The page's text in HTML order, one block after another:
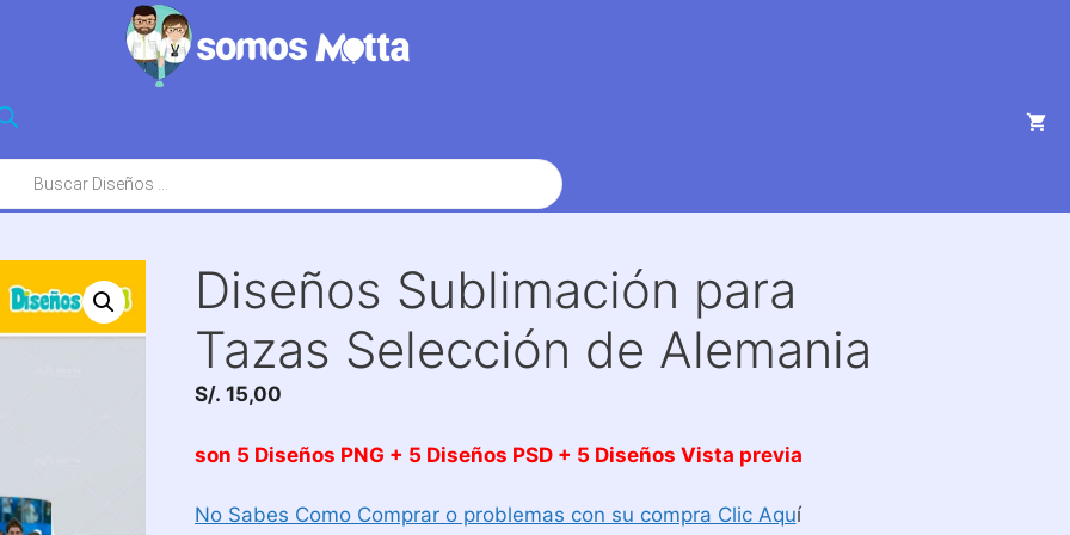
Diseños Sublimación para
Tazas Selección de Alemania
S/. 15,00
son 5 Diseños PNG + 5 Diseños PSD + 5 Diseños Vista previa
No Sabes Como Comprar o problemas con su compra Clic Aquí